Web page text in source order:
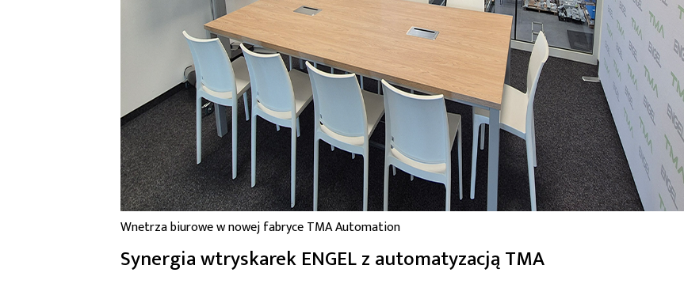
Wnetrza biurowe w nowej fabryce TMA Automation
Synergia wtryskarek ENGEL z automatyzacją TMA